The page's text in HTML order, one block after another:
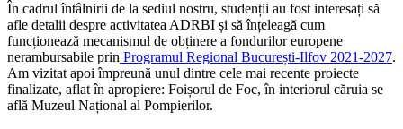
În cadrul întâlnirii de la sediul nostru, studenții au fost interesați să
afle detalii despre activitatea ADRBI și să înțeleagă cum
funcționează mecanismul de obținere a fondurilor europene
nerambursabile prin Programul Regional București-Ilfov 2021-2027.
Am vizitat apoi împreună unul dintre cele mai recente proiecte
finalizate, aflat în apropiere: Foișorul de Foc, în interiorul căruia se
află Muzeul Național al Pompierilor.